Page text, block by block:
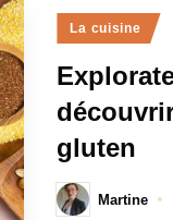
Posted
La cuisine
gluten
PostedMartine